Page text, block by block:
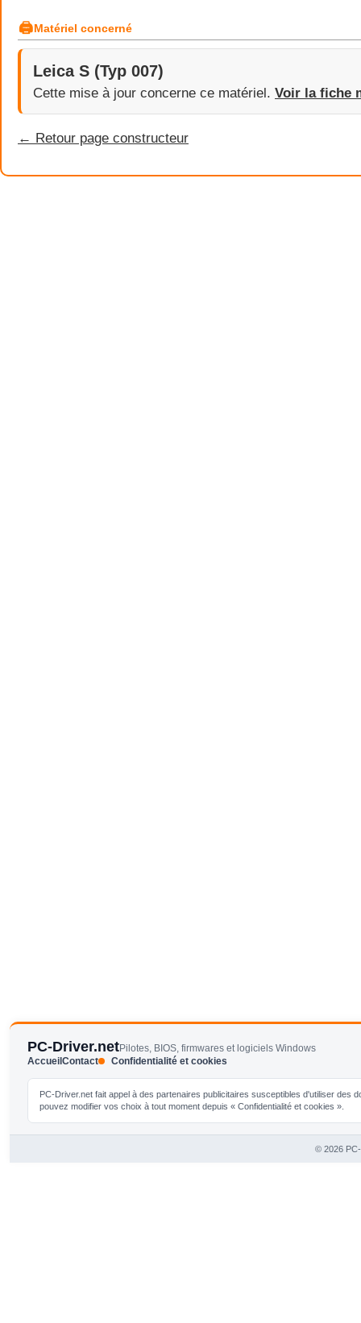
🖨Matériel concerné
Leica S (Typ 007)
Cette mise à jour concerne ce matériel. Voir la fiche
← Retour page constructeur
PC-Driver.netPilotes, BIOS, firmwares et logiciels Windows
AccueilContact Confidentialité et cookies
PC-Driver.net fait appel à des partenaires publicitaires susceptibles d'utiliser
pouvez modifier vos choix à tout moment depuis « Confidentialité et cookies ».
© 2026